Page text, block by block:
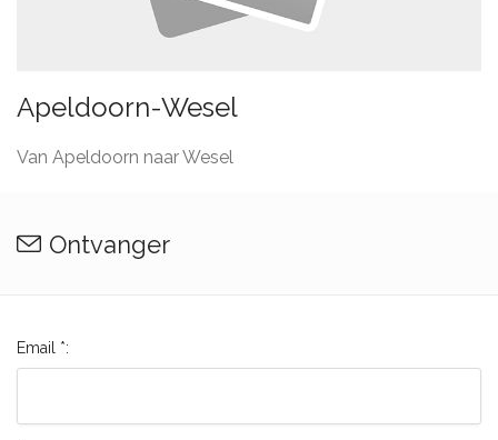
Apeldoorn-Wesel
Van Apeldoorn naar Wesel
Ontvanger
Email *: